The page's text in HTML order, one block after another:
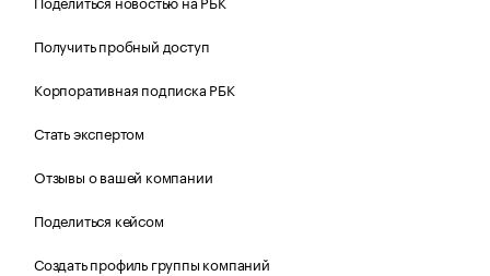
Получить пробный доступ
Корпоративная подписка РБК
Стать экспертом
Отзывы о вашей компании
Поделиться кейсом
Создать профиль группы компаний